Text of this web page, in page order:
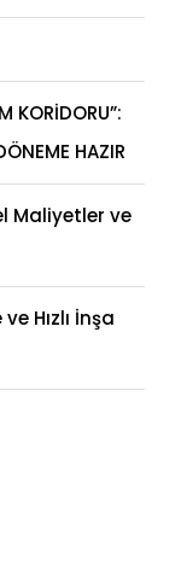
KORİDORU”:
HAZIR
Maliyetler ve
Hızlı İnşa